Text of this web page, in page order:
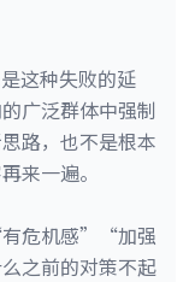
这种失败的延
广泛群体中强制
路，也不是根本
来一遍。
有危机感”“加强
之前的对策不起